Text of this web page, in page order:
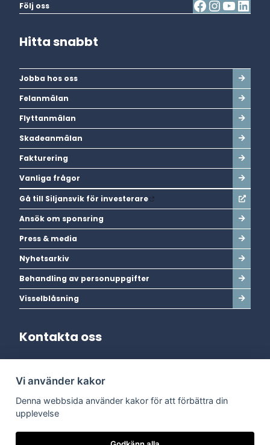
Följ oss
Hitta snabbt
Jobba hos oss
Felanmälan
Flyttanmälan
Skadeanmälan
Fakturering
Vanliga frågor
Gå till Siljansvik för investerare
Ansök om sponsring
Press & media
Nyhetsarkiv
Behandling av personuppgifter
Visselblåsning
Kontakta oss
Adress:
Dala Energi AB
Postadress:Box 254, 793 26 Leksand
Kundservice: 0247-738 00
Epost:info@dalaenergi.se
Chatten är stängd
Vi använder kakor
Denna webbsida använder kakor för att förbättra din
upplevelse